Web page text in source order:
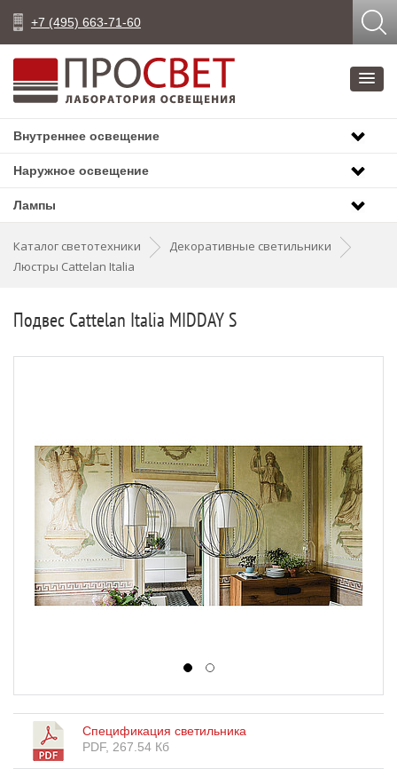
+7 (495) 663-71-60
Внутреннее освещение
Наружное освещение
Лампы
Каталог светотехники
Декоративные светильники
Люстры Cattelan Italia
Подвес Cattelan Italia MIDDAY S
Спецификация светильника
PDF, 267.54 Кб